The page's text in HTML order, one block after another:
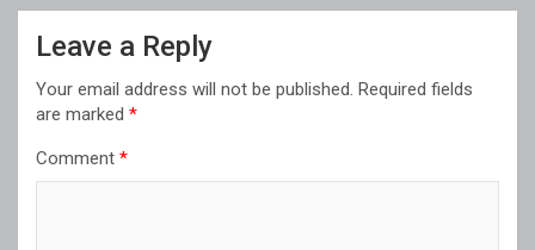
Leave a Reply
Your email address will not be published. Required fields
are marked *
Comment *